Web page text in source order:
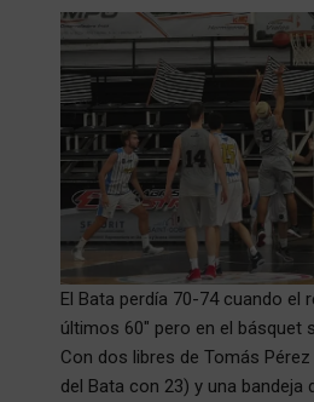
El Bata perdía 70-74 cuando el
últimos 60″ pero en el básquet
Con dos libres de Tomás
del Bata con 23) y una bandeja